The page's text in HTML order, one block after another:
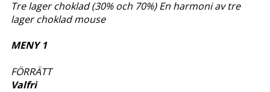
Tre lager choklad (30% och 70%) En harmoni av tre
lager choklad mouse
MENY 1
FÖRRÄTT
Valfri